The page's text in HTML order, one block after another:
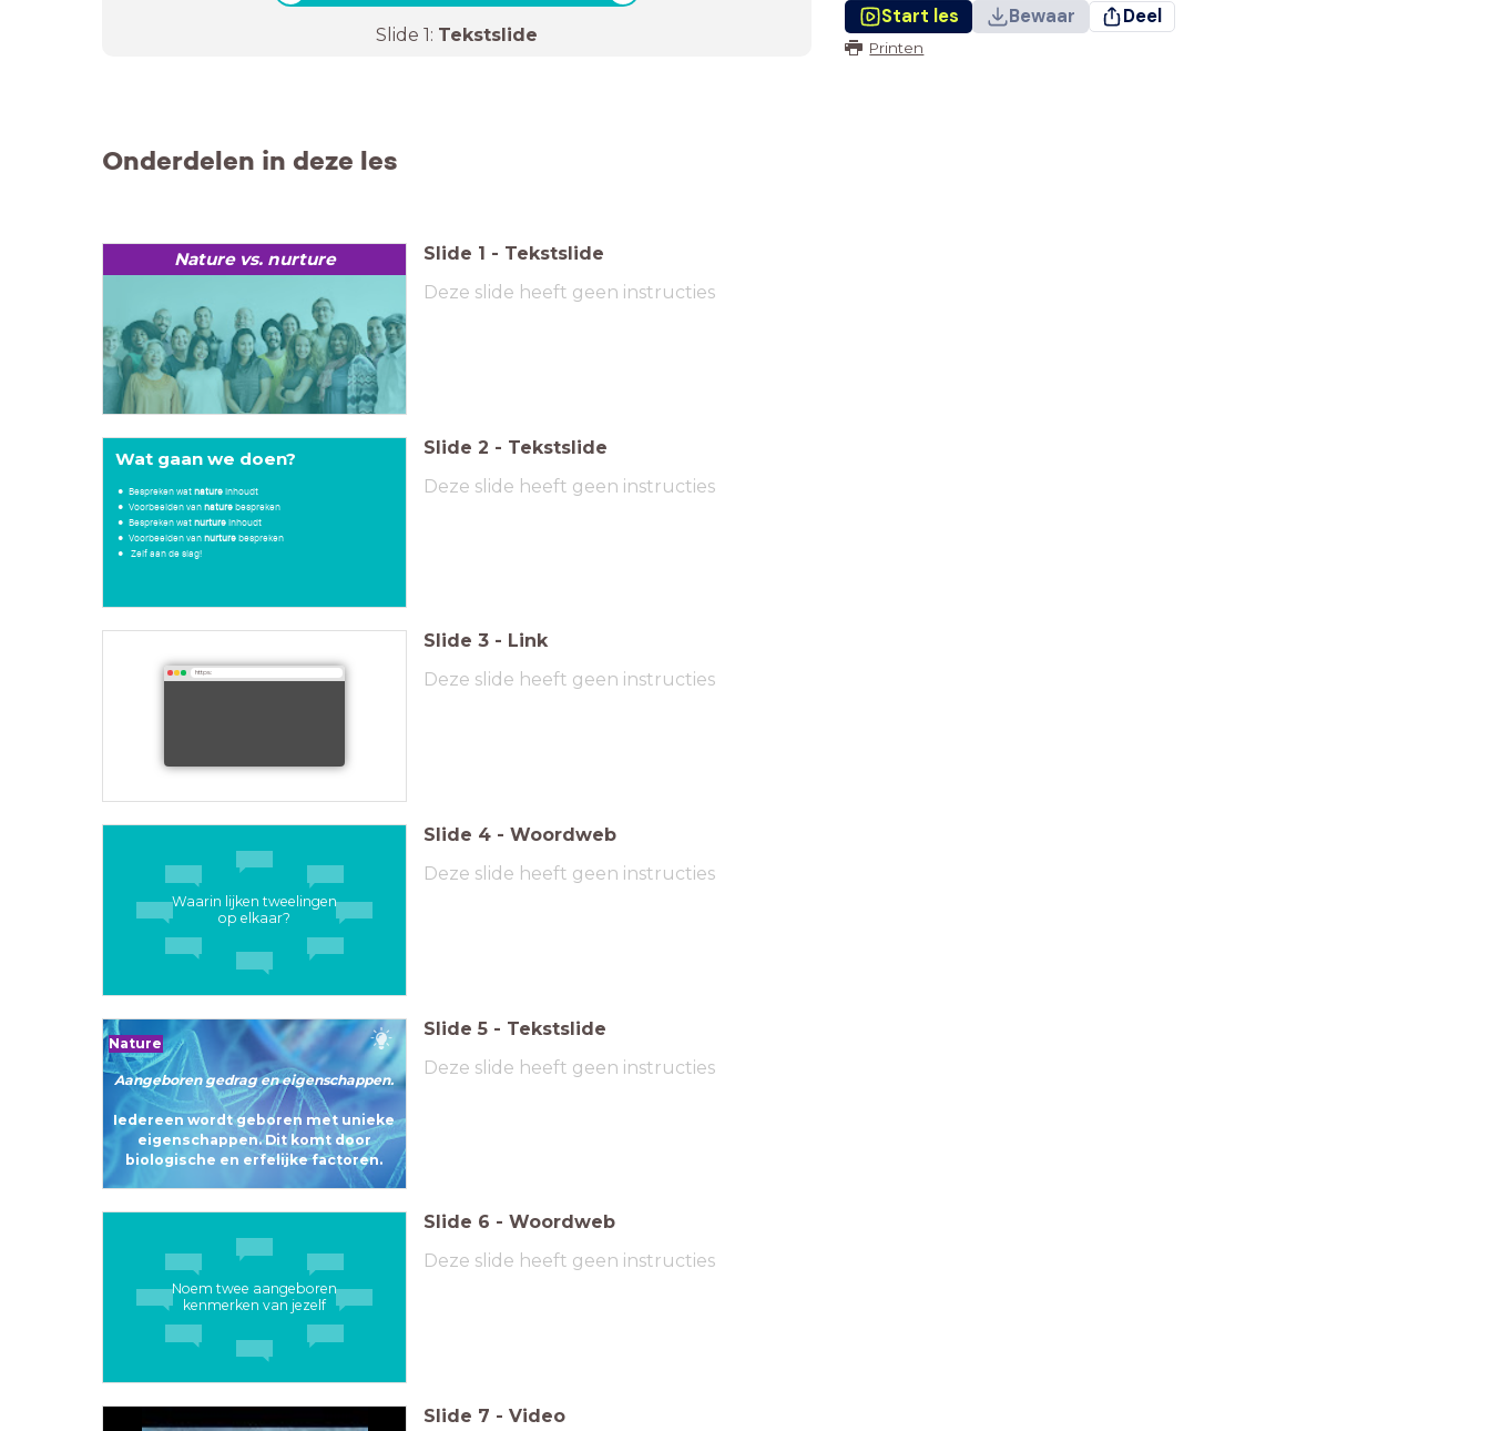
Slide 1: Tekstslide
Start les Bewaar Deel
Printen
Onderdelen in deze les
Nature vs. nurture Slide 1 - Tekstslide
Deze slide heeft geen instructies
Wat gaan we doen?
Bespreken watnatureinhoudt
Voorbeelden vannaturebespreken
Bespreken watnurtureinhoudt
Voorbeelden vannurturebespreken
Zelf aan de slag!
Slide 2 - Tekstslide
Deze slide heeft geen instructies
https:
Slide 3 - Link
Deze slide heeft geen instructies
Waarin lijken tweelingen
op elkaar?
Slide 4 - Woordweb
Deze slide heeft geen instructies
Nature
Aangeboren gedrag en eigenschappen.
Iedereen wordt geboren met unieke
eigenschappen. Dit komt door
biologische en erfelijke factoren.
Slide 5 - Tekstslide
Deze slide heeft geen instructies
Noem twee aangeboren
kenmerken van jezelf
Slide 6 - Woordweb
Deze slide heeft geen instructies
Slide 7 - Video